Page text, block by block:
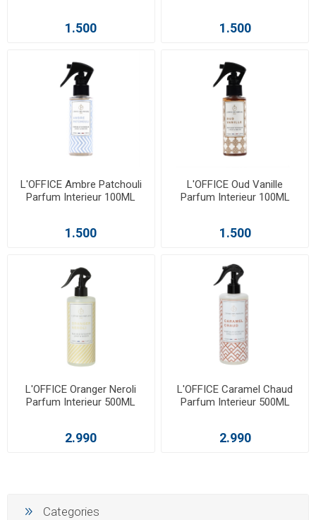
1.500 1.500
L'OFFICE Ambre Patchouli
Parfum Interieur 100ML
1.500
L'OFFICE Oud Vanille
Parfum Interieur 100ML
1.500
L'OFFICE Oranger Neroli
Parfum Interieur 500ML
2.990
L'OFFICE Caramel Chaud
Parfum Interieur 500ML
2.990
Categories